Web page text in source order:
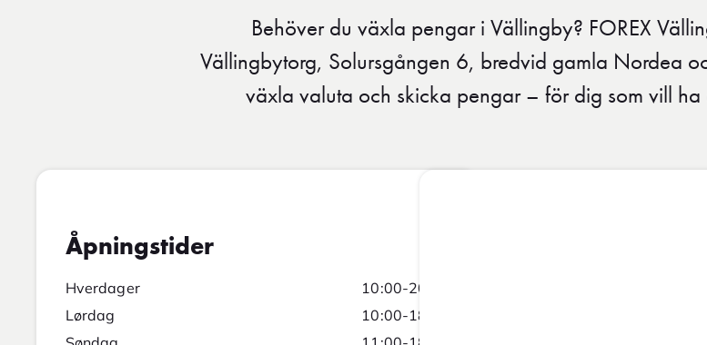
Behöver du växla pengar i Vällingby? FOREX
Vällingbytorg, Solursgången 6, bredvid gamla Nordea
växla valuta och skicka pengar – för dig som vill ha
Åpningstider
Hverdager
10:00-20:00
Lørdag
10:00-18:00